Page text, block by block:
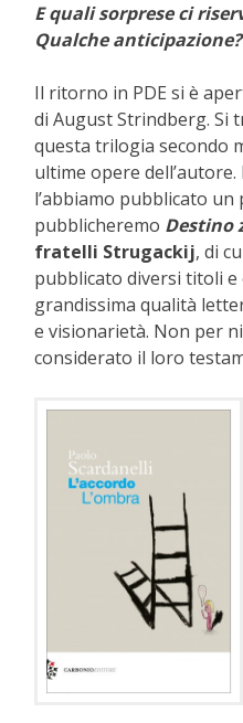
E quali sorprese ci
Qualche anticipazione?
Il ritorno in PDE si è
di August Strindberg. Si
questa trilogia secondo
ultime opere
l’abbiamo pubblicato un
pubblicheremo Destino
fratelli Strugackij, di
pubblicato diversi titoli e
grandissima qualità
e visionarietà. Non per
considerato il loro